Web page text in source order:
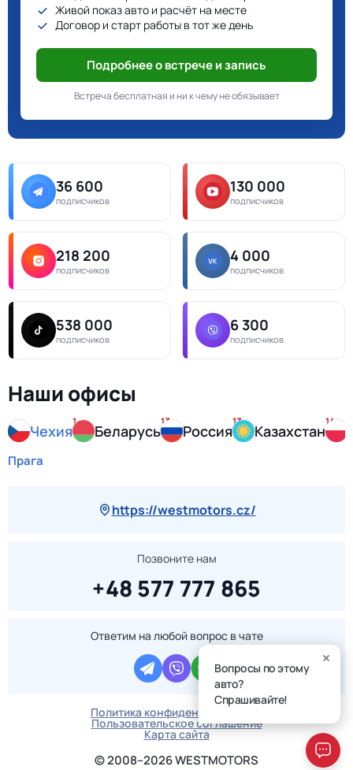
Живой показ авто и расчёт на месте
Договор и старт работы в тот же день
Подробнее о встрече и запись
Встреча бесплатная и ни к чему не обязывает
36 600
подписчиков
130 000
подписчиков
218 200
подписчиков
4 000
подписчиков
538 000
подписчиков
6 300
подписчиков
Наши офисы
Чехия
1
Беларусь
13
Россия
13
Казахстан
14
Прага
https://westmotors.cz/
Позвоните нам
+48 577 777 865
Ответим на любой вопрос в чате
Политика конфиденциальности
Пользовательское соглашение
Карта сайта
© 2008–2026 WESTMOTORS
Вопросы по этому
авто?
Спрашивайте!